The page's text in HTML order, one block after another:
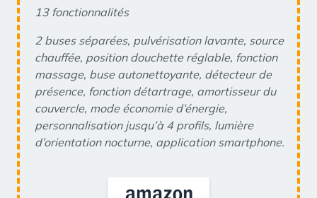
13 fonctionnalités
2 buses séparées, pulvérisation lavante, source
chauffée, position douchette réglable, fonction
massage, buse autonettoyante, détecteur de
présence, fonction détartrage, amortisseur du
couvercle, mode économie d’énergie,
personnalisation jusqu’à 4 profils, lumière
d’orientation nocturne, application smartphone.